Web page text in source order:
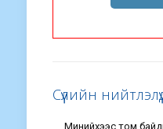
Сүүлийн
Минийхээс том